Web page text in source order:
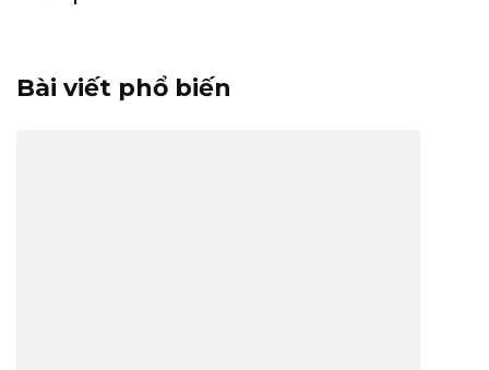
Bài viết phổ biến